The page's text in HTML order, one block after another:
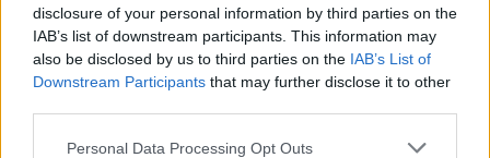
disclosure of your personal information by third parties on the
IAB’s list of downstream participants. This information may
also be disclosed by us to third parties on the IAB’s List of
Downstream Participants that may further disclose it to other
Please note that this website/app uses one or more Google
Personal Data Processing Opt Outs